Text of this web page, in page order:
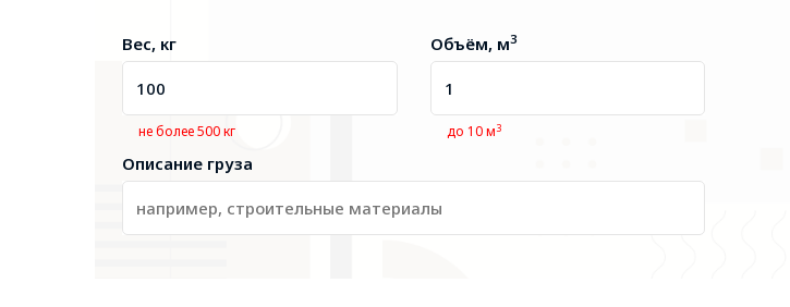
Вес, кг
не более 500 кг
Объём, м3
до 10 м3
Описание груза